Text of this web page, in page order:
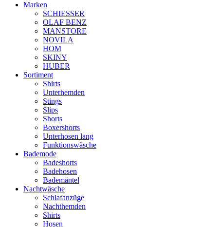
Marken
SCHIESSER
OLAF BENZ
MANSTORE
NOVILA
HOM
SKINY
HUBER
Sortiment
Shirts
Unterhemden
Stings
Slips
Shorts
Boxershorts
Unterhosen lang
Funktionswäsche
Bademode
Badeshorts
Badehosen
Bademäntel
Nachtwäsche
Schlafanzüge
Nachthemden
Shirts
Hosen